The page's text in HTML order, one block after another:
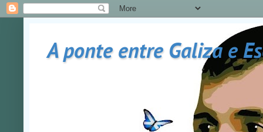
A ponte entre Galiza e